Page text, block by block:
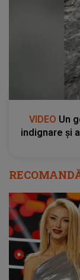
VIDEO Un
indignare și